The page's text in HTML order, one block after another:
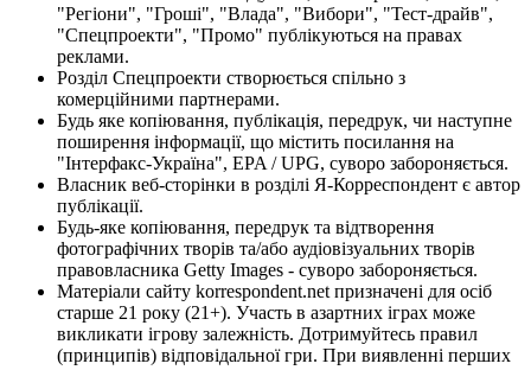
"Регіони", "Гроші", "Влада", "Вибори", "Тест-драйв",
"Спецпроекти", "Промо" публікуються на правах
реклами.
Розділ Спецпроекти створюється спільно з
комерційними партнерами.
Будь яке копіювання, публікація, передрук, чи наступне
поширення інформації, що містить посилання на
"Інтерфакс-Україна", EPA / UPG, суворо забороняється.
Власник веб-сторінки в розділі Я-Корреспондент є автор
публікації.
Будь-яке копіювання, передрук та відтворення
фотографічних творів та/або аудіовізуальних творів
правовласника Getty Images - суворо забороняється.
Матеріали сайту korrespondent.net призначені для осіб
старше 21 року (21+). Участь в азартних іграх може
викликати ігрову залежність. Дотримуйтесь правил
(принципів) відповідальної гри. При виявленні перших